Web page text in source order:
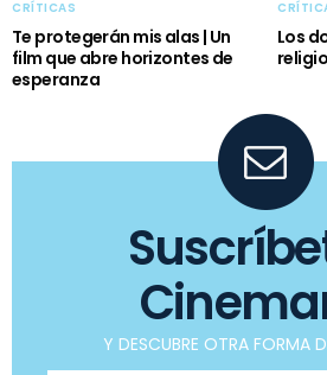
CRÍTICAS
Te protegerán mis alas | Un
film que abre horizontes de
esperanza
Los
Y DESCUBRE OTRA FORMA